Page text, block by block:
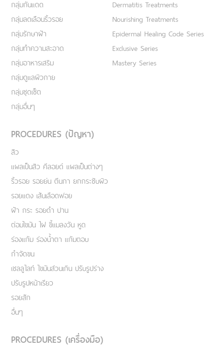
กลุ่มกันแดด
กลุ่มลดเลือนริ้วรอย
กลุ่มรักษาฝ้า
กลุ่มทำความสะอาด
กลุ่มอาหารเสริม
กลุ่มดูแลผิวกาย
กลุ่มชุดเซ็ต
กลุ่มอื่นๆ
Dermatitis Treatments
Nourishing Treatments
Epidermal Healing Code Series
Exclusive Series
Mastery Series
PROCEDURES (ปัญหา)
สิว
แผลเป็นสิว คีลอยด์ แผลเป็นต่างๆ
ริ้วรอย รอยย่น ตีนกา ยกกระชับผิว
รอยแดง เส้นเลือดฟอย
ฝ้า กระ รอยดำ ปาน
ต่อมไขมัน ไฝ ขี้แมลงวัน หูด
ร่องแก้ม ร่องน้ำตา แก้มตอบ
กำจัดขน
เชลลูไลท์ ไขมันส่วนเกิน ปรับรูปร่าง
ปรับรูปหน้าเรียว
รอยสัก
อื่นๆ
PROCEDURES (เครื่องมือ)